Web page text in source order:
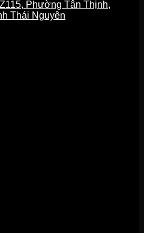
Phường Tân Thịnh,
Thái Nguyên